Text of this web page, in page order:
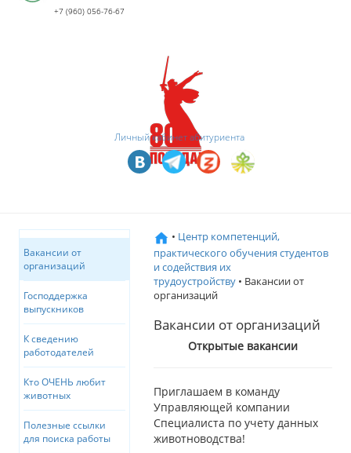
+7 (960) 056-76-67
Личный кабинет абитуриента
Вакансии от
организаций
Господдержка
выпускников
К сведению
работодателей
Кто ОЧЕНЬ любит
животных
Полезные ссылки
для поиска работы
• Центр компетенций,
практического обучения студентов
и содействия их
трудоустройству • Вакансии от
организаций
Вакансии от организаций
Oткрытые вакансии
Приглашаем в команду
Управляющей компании
Специалиста по учету данных
животноводства!